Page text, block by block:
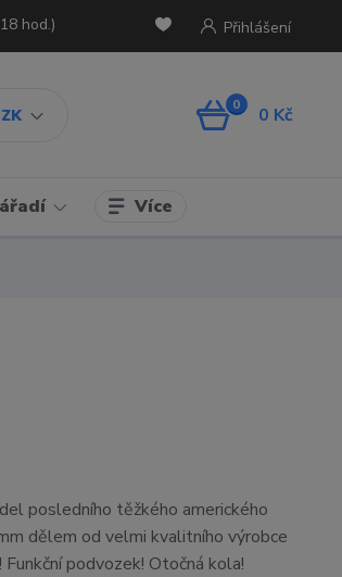
Přihlášení
hod.)
0 0 Kč
Více
posledního těžkého amerického
dělem od velmi kvalitního výrobce
podvozek! Otočná kola!